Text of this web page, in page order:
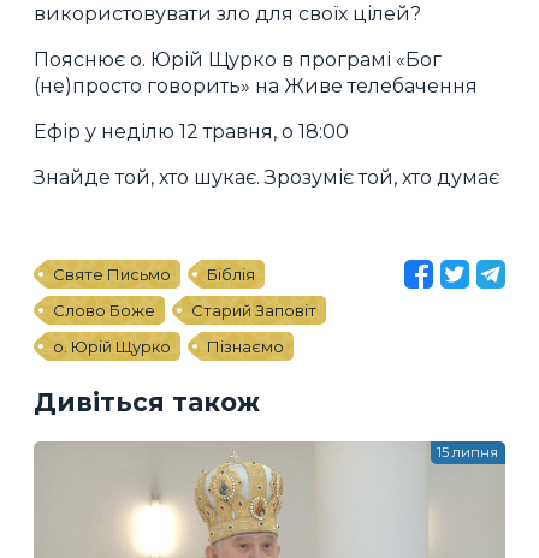
використовувати зло для своїх цілей?
Пояснює о. Юрій Щурко в програмі «Бог
(не)просто говорить» на Живе телебачення
Ефір у неділю 12 травня, о 18:00
Знайде той, хто шукає. Зрозуміє той, хто думає
Святе Письмо
Біблія
Слово Боже
Старий Заповіт
о. Юрій Щурко
Пізнаємо
Дивіться також
15 липня